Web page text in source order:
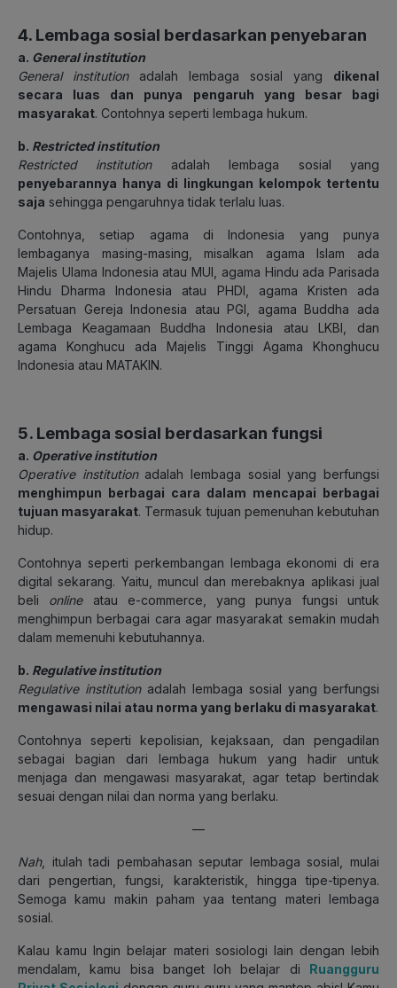
4. Lembaga sosial berdasarkan penyebaran
a. General institution
General institutionadalah lembaga sosial yang dikenal
secara luas dan punya pengaruh yang besar bagi
masyarakat. Contohnya seperti lembaga hukum.
b. Restricted institution
Restricted institution
adalah lembaga sosial yang
penyebarannya hanya di lingkungan kelompok tertentu
saja sehingga pengaruhnya tidak terlalu luas.
Contohnya, setiap agama di Indonesia yang punya
lembaganya masing-masing, misalkan agama Islam ada
Majelis Ulama Indonesia atau MUI, agama Hindu ada Parisada
Hindu Dharma Indonesia atau PHDI, agama Kristen ada
Persatuan Gereja Indonesia atau PGI, agama Buddha ada
Lembaga Keagamaan Buddha Indonesia atau LKBI, dan
agama Konghucu ada Majelis Tinggi Agama Khonghucu
Indonesia atau MATAKIN.
5. Lembaga sosial berdasarkan fungsi
a. Operative institution
Operative institutionadalah lembaga sosial yang berfungsi
menghimpun berbagai cara dalam mencapai berbagai
tujuan masyarakat. Termasuk tujuan pemenuhan kebutuhan
hidup.
Contohnya seperti perkembangan lembaga ekonomi di era
digital sekarang. Yaitu, muncul dan merebaknya aplikasi jual
beli online atau e-commerce, yang punya fungsi untuk
menghimpun berbagai cara agar masyarakat semakin mudah
dalam memenuhi kebutuhannya.
b. Regulative institution
Regulative institutionadalah lembaga sosial yang berfungsi
mengawasi nilai atau norma yang berlaku di masyarakat.
Contohnya seperti kepolisian, kejaksaan, dan pengadilan
sebagai bagian dari lembaga hukum yang hadir untuk
menjaga dan mengawasi masyarakat, agar tetap bertindak
sesuai dengan nilai dan norma yang berlaku.
—
Nah, itulah tadi pembahasan seputar lembaga sosial, mulai
dari pengertian, fungsi, karakteristik, hingga tipe-tipenya.
Semoga kamu makin paham yaa tentang materi lembaga
sosial.
Kalau kamu Ingin belajar materi sosiologi lain dengan lebih
mendalam, kamu bisa banget loh belajar di Ruangguru